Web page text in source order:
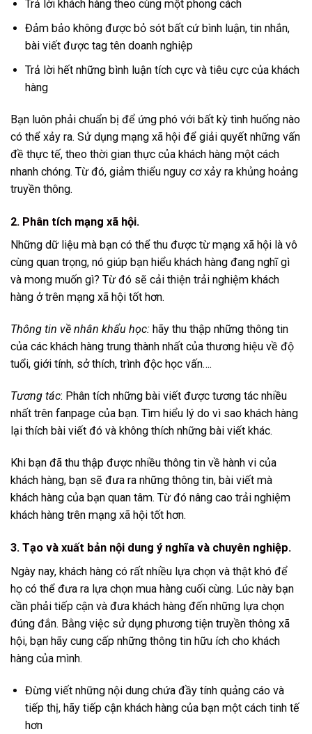
Trả lời khách hàng theo cùng một phong cách
Đảm bảo không được bỏ sót bất cứ bình luận, tin nhắn,
bài viết được tag tên doanh nghiệp
Trả lời hết những bình luận tích cực và tiêu cực của khách
hàng
Bạn luôn phải chuẩn bị để ứng phó với bất kỳ tình huống nào
có thể xảy ra. Sử dụng mạng xã hội để giải quyết những vấn
đề thực tế, theo thời gian thực của khách hàng một cách
nhanh chóng. Từ đó, giảm thiểu nguy cơ xảy ra khủng hoảng
truyền thông.
2. Phân tích mạng xã hội.
Những dữ liệu mà bạn có thể thu được từ mạng xã hội là vô
cùng quan trọng, nó giúp bạn hiểu khách hàng đang nghĩ gì
và mong muốn gì? Từ đó sẽ cải thiện trải nghiệm khách
hàng ở trên mạng xã hội tốt hơn.
Thông tin về nhân khẩu học: hãy thu thập những thông tin
của các khách hàng trung thành nhất của thương hiệu về độ
tuổi, giới tính, sở thích, trình độc học vấn….
Tương tác: Phân tích những bài viết được tương tác nhiều
nhất trên fanpage của bạn. Tìm hiểu lý do vì sao khách hàng
lại thích bài viết đó và không thích những bài viết khác.
Khi bạn đã thu thập được nhiều thông tin về hành vi của
khách hàng, bạn sẽ đưa ra những thông tin, bài viết mà
khách hàng của bạn quan tâm. Từ đó nâng cao trải nghiệm
khách hàng trên mạng xã hội tốt hơn.
3. Tạo và xuất bản nội dung ý nghĩa và chuyên nghiệp.
Ngày nay, khách hàng có rất nhiều lựa chọn và thật khó để
họ có thể đưa ra lựa chọn mua hàng cuối cùng. Lúc này bạn
cần phải tiếp cận và đưa khách hàng đến những lựa chọn
đúng đắn. Bằng việc sử dụng phương tiện truyền thông xã
hội, bạn hãy cung cấp những thông tin hữu ích cho khách
hàng của mình.
Đừng viết những nội dung chứa đầy tính quảng cáo và
tiếp thị, hãy tiếp cận khách hàng của bạn một cách tinh tế
hơn